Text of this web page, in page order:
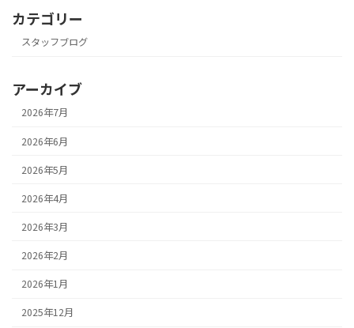
カテゴリー
スタッフブログ
アーカイブ
2026年7月
2026年6月
2026年5月
2026年4月
2026年3月
2026年2月
2026年1月
2025年12月